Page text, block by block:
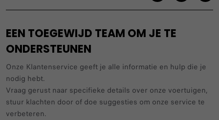
EEN TOEGEWIJD TEAM OM JE TE
ONDERSTEUNEN
Onze Klantenservice geeft je alle informatie en hulp die je
nodig hebt.
Vraag gerust naar specifieke details over onze voertuigen,
stuur klachten door of doe suggesties om onze service te
verbeteren.